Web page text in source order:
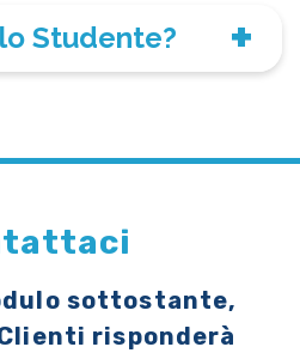
Studente?
sottostante,
risponderà